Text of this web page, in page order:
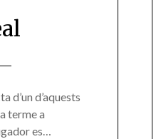
d’un d’aquests
terme a
es…